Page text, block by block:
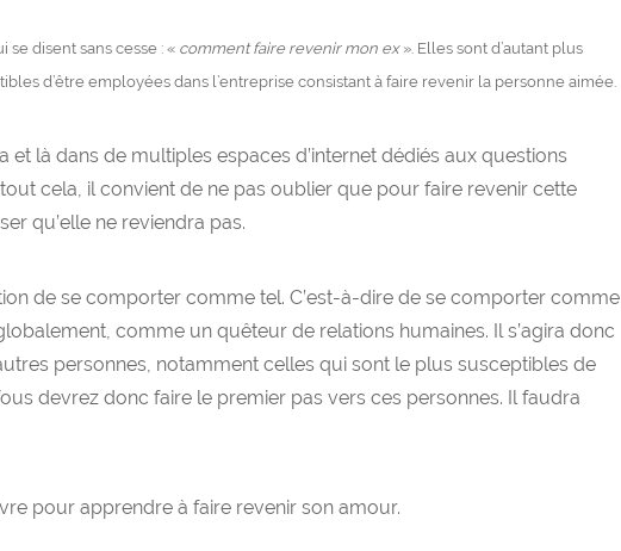
disent sans cesse : « comment faire revenir mon ex». Elles sont d’autant plus
d’être employées dans l’entreprise consistant à faire revenir la personne aimée.
et là dans de multiples espaces d’internet dédiés aux questions
cela, il convient de ne pas oublier que pour faire revenir cette
qu’elle ne reviendra pas.
de se comporter comme tel. C’est-à-dire de se comporter comme
comme un quêteur de relations humaines. Il s’agira donc
personnes, notamment celles qui sont le plus susceptibles de
devrez donc faire le premier pas vers ces personnes. Il faudra
pour apprendre à faire revenir son amour.